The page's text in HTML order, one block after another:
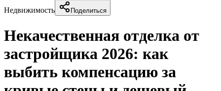
Недвижимость Поделиться
Некачественная отделка от
застройщика 2026: как
выбить компенсацию за